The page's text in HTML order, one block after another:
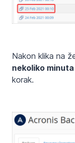
Nakon klika na
nekoliko minuta
korak.